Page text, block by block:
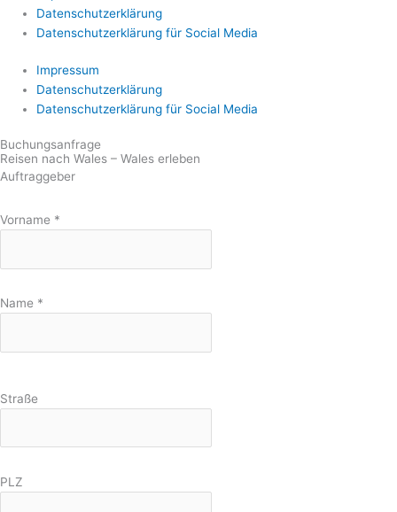
Datenschutzerklärung
Datenschutzerklärung für Social Media
Impressum
Datenschutzerklärung
Datenschutzerklärung für Social Media
Buchungsanfrage
Reisen nach Wales – Wales erleben
Auftraggeber
Vorname *
Name *
Straße
PLZ